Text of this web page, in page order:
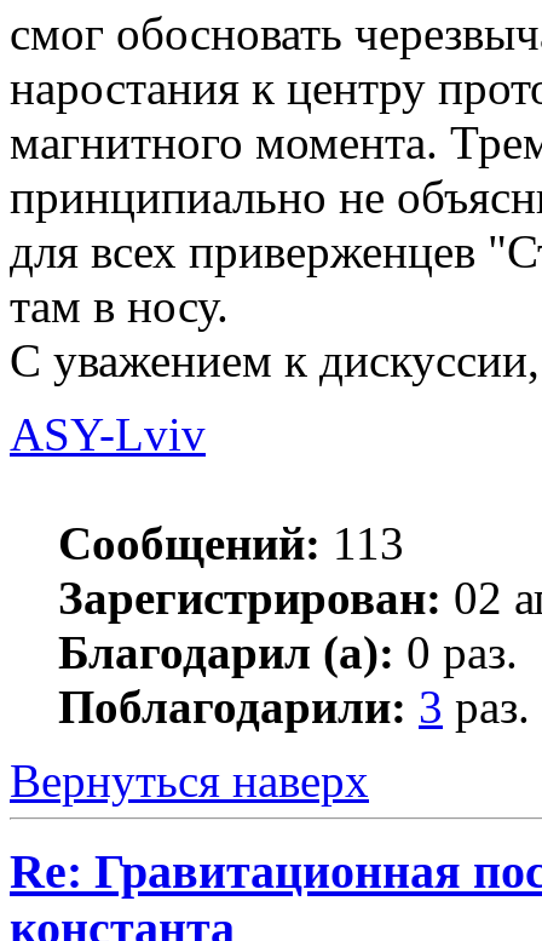
смог обосновать
наростания к центру
магнитного момента.
принципиально не
для всех приверженцев
там в носу.
С уважением к
ASY-Lviv
Сообщений: 113
Зарегистрирован: 02
Благодарил (а): 0 раз.
Поблагодарили: 3 раз.
Вернуться наверх
Re: Гравитационная
константа